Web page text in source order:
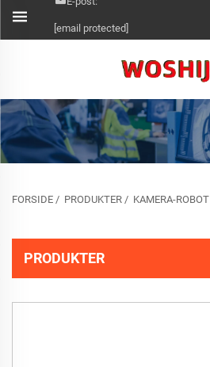
[email protected]
FORSIDE / PRODUKTER / KAMERA-ROBOT
PRODUKTER